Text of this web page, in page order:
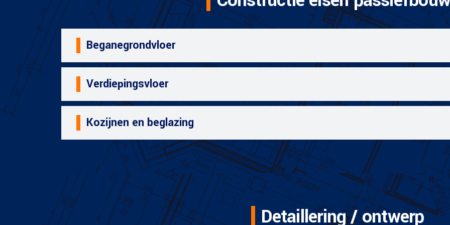
Beganegrondvloer
Verdiepingsvloer
Kozijnen en beglazing
Detaillering / ontwerp